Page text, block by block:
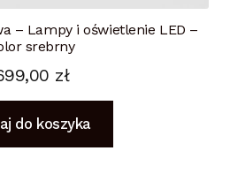
– Lampy i oświetlenie LED –
srebrny
zł
do koszyka